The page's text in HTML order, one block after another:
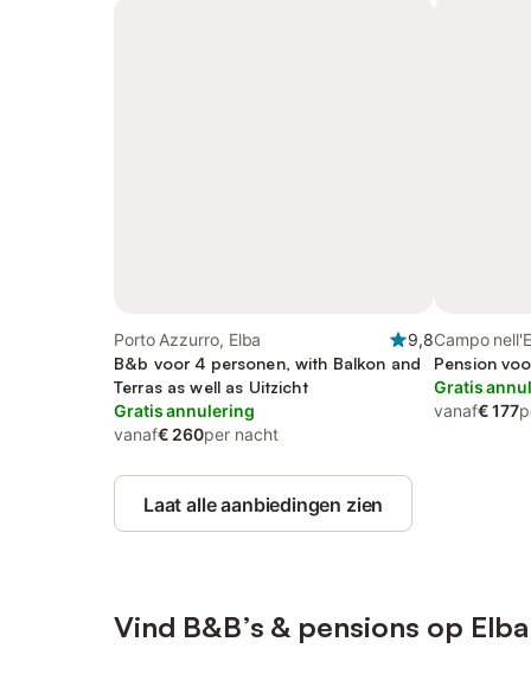
Porto Azzurro, Elba
9,8
B&b voor 4 personen, with Balkon and
Terras as well as Uitzicht
Gratis annulering
vanaf€ 260per nacht
Campo
Pension
Gratis
vanaf€ 177
Laat alle aanbiedingen zien
Vind B&B’s & pensions op Elba